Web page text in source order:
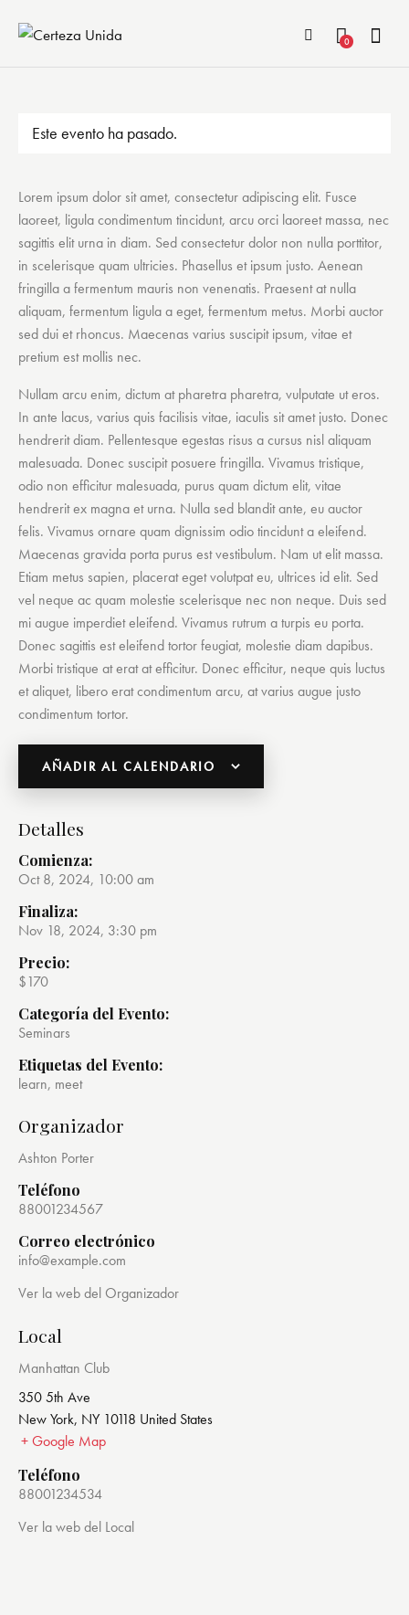
0
Este evento ha pasado.
Lorem ipsum dolor sit amet, consectetur adipiscing elit. Fusce
laoreet, ligula condimentum tincidunt, arcu orci laoreet massa, nec
sagittis elit urna in diam. Sed consectetur dolor non nulla porttitor,
in scelerisque quam ultricies. Phasellus et ipsum justo. Aenean
fringilla a fermentum mauris non venenatis. Praesent at nulla
aliquam, fermentum ligula a eget, fermentum metus. Morbi auctor
sed dui et rhoncus. Maecenas varius suscipit ipsum, vitae et
pretium est mollis nec.
Nullam arcu enim, dictum at pharetra pharetra, vulputate ut eros.
In ante lacus, varius quis facilisis vitae, iaculis sit amet justo. Donec
hendrerit diam. Pellentesque egestas risus a cursus nisl aliquam
malesuada. Donec suscipit posuere fringilla. Vivamus tristique,
odio non efficitur malesuada, purus quam dictum elit, vitae
hendrerit ex magna et urna. Nulla sed blandit ante, eu auctor
felis. Vivamus ornare quam dignissim odio tincidunt a eleifend.
Maecenas gravida porta purus est vestibulum. Nam ut elit massa.
Etiam metus sapien, placerat eget volutpat eu, ultrices id elit. Sed
vel neque ac quam molestie scelerisque nec non neque. Duis sed
mi augue imperdiet eleifend. Vivamus rutrum a turpis eu porta.
Donec sagittis est eleifend tortor feugiat, molestie diam dapibus.
Morbi tristique at erat at efficitur. Donec efficitur, neque quis luctus
et aliquet, libero erat condimentum arcu, at varius augue justo
condimentum tortor.
AÑADIR AL CALENDARIO
Detalles
Comienza:
Oct 8, 2024, 10:00 am
Finaliza:
Nov 18, 2024, 3:30 pm
Precio:
$170
Categoría del Evento:
Seminars
Etiquetas del Evento:
learn, meet
Organizador
Ashton Porter
Teléfono
88001234567
Correo electrónico
info@example.com
Ver la web del Organizador
Local
Manhattan Club
350 5th Ave
New York, NY 10118 United States
+ Google Map
Teléfono
88001234534
Ver la web del Local